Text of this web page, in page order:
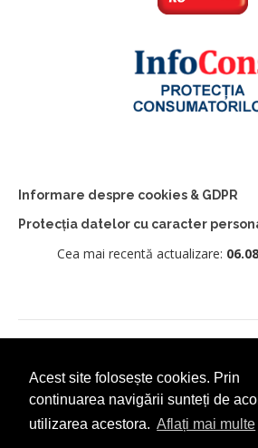
Acest site folosește cookies. Prin
continuarea navigării sunteți de
utilizarea acestora. Aflați mai multe
Informare despre cookies & GDPR
Protecția datelor cu caracter
Cea mai recentă actualizare:
© 2026 - PRIMĂRIA MUNICIPIULUI CÂMPULUNG
SUCEAVA
AȚI ÎNTÂMPINAT O PROBLEMĂ TEHNICĂ?